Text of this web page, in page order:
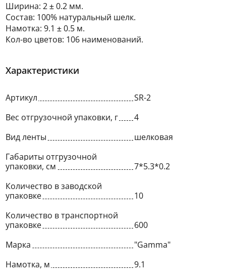
Ширина: 2 ± 0.2 мм.
Состав: 100% натуральный шелк.
Намотка: 9.1 ± 0.5 м.
Кол-во цветов: 106 наименований.
Характеристики
Артикул
SR-2
Вес отгрузочной упаковки, г
4
Вид ленты
шелковая
Габариты отгрузочной
упаковки, см
7*5.3*0.2
Количество в заводской
упаковке
10
Количество в транспортной
упаковке
600
Марка
"Gamma"
Намотка, м
9.1